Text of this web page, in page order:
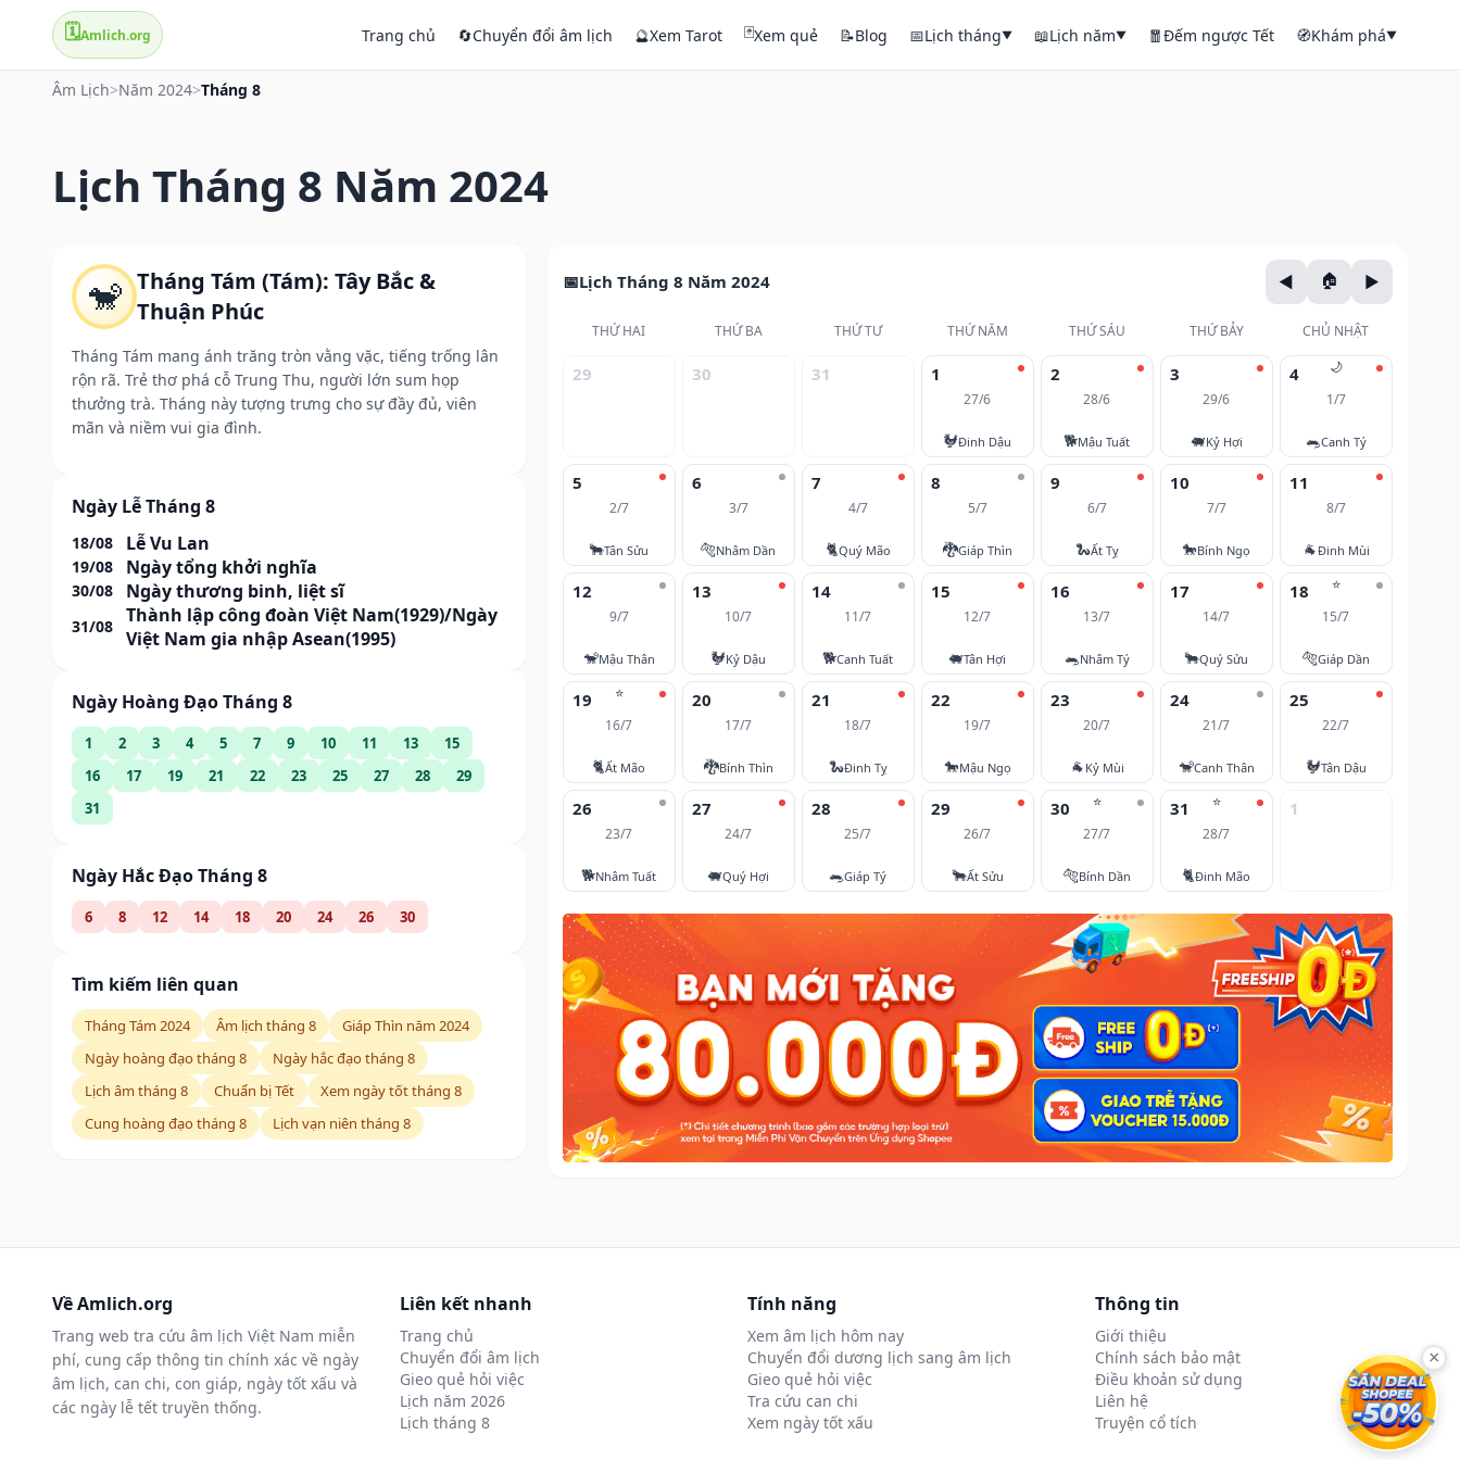
🗓️Amlich.org Trang chủ 🔄Chuyển đổi âm lịch 🔮Xem Tarot 🃏Xem quẻ 📝Blog 📅Lịch tháng▼ 📖Lịch năm▼ 🧧Đếm ngược Tết 🧭Khám phá▼
Âm Lịch>Năm 2024>Tháng 8
Lịch Tháng 8 Năm 2024
🐒 Tháng Tám (Tám): Tây Bắc &
Thuận Phúc
Tháng Tám mang ánh trăng tròn vằng vặc, tiếng trống lân
rộn rã. Trẻ thơ phá cỗ Trung Thu, người lớn sum họp
thưởng trà. Tháng này tượng trưng cho sự đầy đủ, viên
mãn và niềm vui gia đình.
Ngày Lễ Tháng 8
18/08 Lễ Vu Lan
19/08 Ngày tổng khởi nghĩa
30/08 Ngày thương binh, liệt sĩ
31/08
Thành lập công đoàn Việt Nam(1929)/Ngày
Việt Nam gia nhập Asean(1995)
Ngày Hoàng Đạo Tháng 8
1 2 3 4 5 7 9 10 11 13
15
16
17 19 21 22 23 25 27 28
29
31
Ngày Hắc Đạo Tháng 8
6 8 12 14 18 20 24 26 30
Tìm kiếm liên quan
Tháng Tám 2024 Âm lịch tháng 8
Giáp Thìn năm 2024
Ngày hoàng đạo tháng 8
Ngày hắc đạo tháng 8
Lịch âm tháng 8
Chuẩn bị Tết
Xem ngày tốt tháng 8
Cung hoàng đạo tháng 8
Lịch vạn niên tháng 8
Lịch Tháng 8 Năm 2024
THỨ HAI THỨ BA THỨ TƯ THỨ NĂM THỨ SÁU THỨ BẢY CHỦ NHẬT
29 30 31 1
27/6
🐓Đinh Dậu
2
28/6
🐕Mậu Tuất
3
29/6
🐖Kỷ Hợi
🌙
4
1/7
🐀Canh Tý
5
2/7
🐂Tân Sửu
6
3/7
🐅Nhâm Dần
7
4/7
🐈Quý Mão
8
5/7
🐉Giáp Thìn
9
6/7
🐍Ất Tỵ
10
7/7
🐎Bính Ngọ
11
8/7
🐐Đinh Mùi
12
9/7
🐒Mậu Thân
13
10/7
🐓Kỷ Dậu
14
11/7
🐕Canh Tuất
15
12/7
🐖Tân Hợi
16
13/7
🐀Nhâm Tý
17
14/7
🐂Quý Sửu
⭐
18
15/7
🐅Giáp Dần
⭐
19
16/7
🐈Ất Mão
20
17/7
🐉Bính Thìn
21
18/7
🐍Đinh Tỵ
22
19/7
🐎Mậu Ngọ
23
20/7
🐐 Kỷ Mùi
24
21/7
🐒Canh Thân
25
22/7
🐓Tân Dậu
26
23/7
🐕Nhâm Tuất
27
24/7
🐖Quý Hợi
28
25/7
🐀Giáp Tý
29
26/7
🐂Ất Sửu
⭐
30
27/7
🐅Bính Dần
⭐
31
28/7
🐈Đinh Mão
1
Về Amlich.org
Trang web tra cứu âm lịch Việt Nam miễn
phí, cung cấp thông tin chính xác về ngày
âm lịch, can chi, con giáp, ngày tốt xấu và
các ngày lễ tết truyền thống.
Liên kết nhanh
Trang chủ
Chuyển đổi âm lịch
Gieo quẻ hỏi việc
Lịch năm 2026
Lịch tháng 8
Tính năng
Xem âm lịch hôm nay
Chuyển đổi dương lịch sang âm lịch
Gieo quẻ hỏi việc
Tra cứu can chi
Xem ngày tốt xấu
Thông tin
Giới thiệu
Chính sách bảo mật
Điều khoản sử dụng
Liên hệ
Truyện cổ tích
×